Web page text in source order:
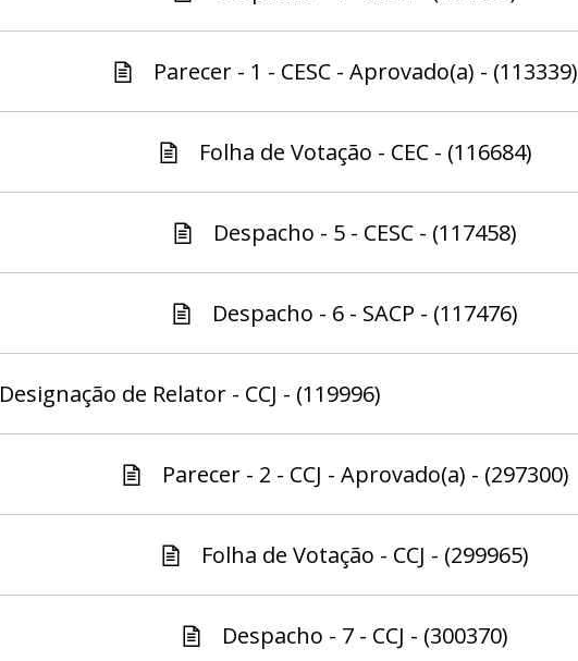
Parecer - 1 - CESC - Aprovado(a) - (113339)
Folha de Votação - CEC - (116684)
Despacho - 5 - CESC - (117458)
Despacho - 6 - SACP - (117476)
Designação de Relator - CCJ - (119996)
Parecer - 2 - CCJ - Aprovado(a) - (297300)
Folha de Votação - CCJ - (299965)
Despacho - 7 - CCJ - (300370)